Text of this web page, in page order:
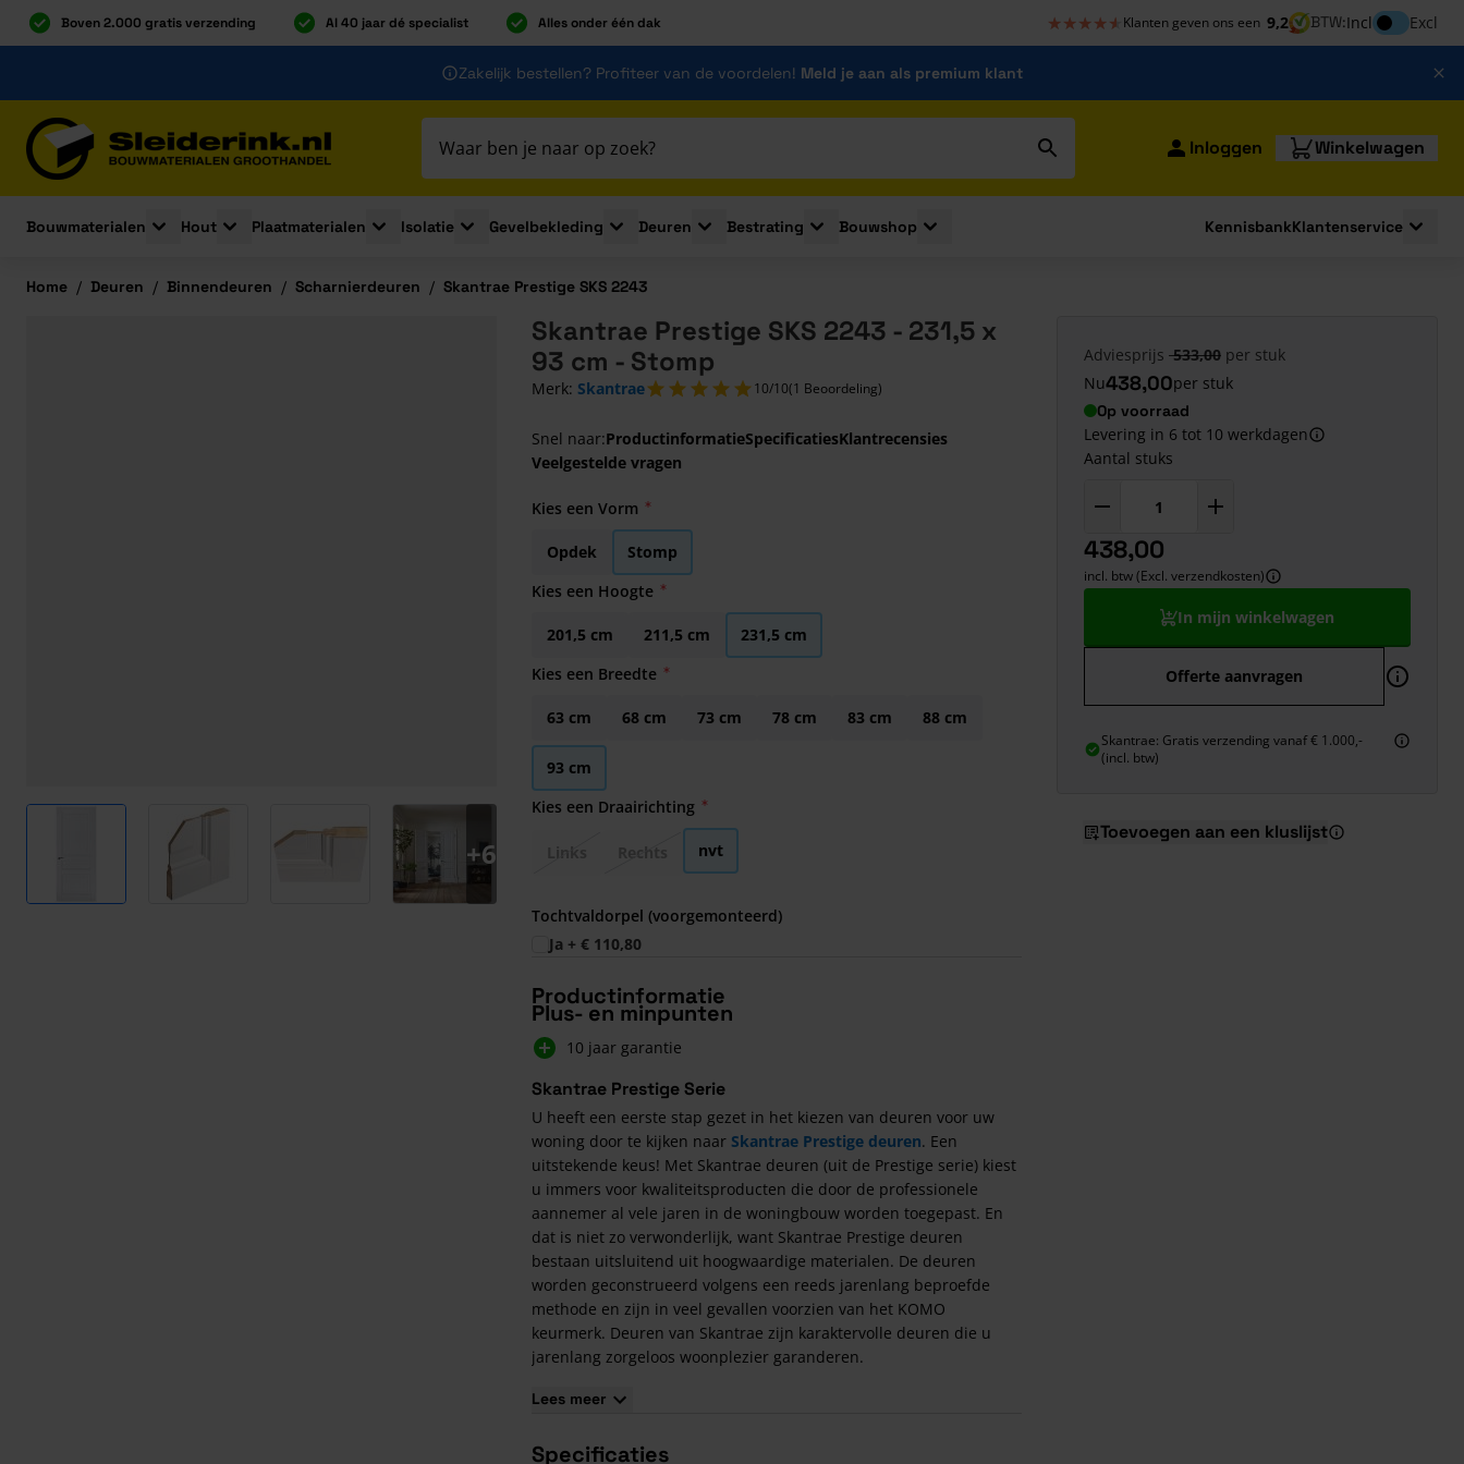
Boven 2.000 gratis verzending Al 40 jaar dé specialist Alles onder één dak ★★★★★
★★★★★ Klanten geven ons een 9,2 BTW:InclInclusief btw
Excl
Zakelijk bestellen? Profiteer van de voordelen! Meld je aan als premium klant
Inloggen Winkelwagen
Bouwmaterialen
Toggle submenu for Bouwmaterialen
Hout
Toggle submenu for Hout
Plaatmaterialen
Toggle submenu for Plaatmaterialen
Isolatie
Toggle submenu for Isolatie
Gevelbekleding
Toggle submenu for Gevelbekleding
Deuren
Toggle submenu for Deuren
Bestrating
Toggle submenu for Bestrating
Bouwshop
Toggle submenu for Bouwshop
KennisbankKlantenservice
Home / Deuren / Binnendeuren / Scharnierdeuren / Skantrae Prestige SKS 2243
View larger imageView larger image View larger image
+6
Skantrae Prestige SKS 2243 - 231,5 x
93 cm - Stomp
Merk: Skantrae 10/10(1 Beoordeling)
Snel naar:ProductinformatieSpecificatiesKlantrecensies
Veelgestelde vragen
Kies een Vorm
Opdek
Stomp
Kies een Hoogte
201,5 cm 211,5 cm
231,5 cm
Kies een Breedte
63 cm 68 cm 73 cm 78 cm 83 cm 88 cm
93 cm
Kies een Draairichting
nvt
Tochtvaldorpel (voorgemonteerd)
Ja + € 110,80
Productinformatie
Plus- en minpunten
10 jaar garantie
Skantrae Prestige Serie
U heeft een eerste stap gezet in het kiezen van deuren voor uw
woning door te kijken naar Skantrae Prestige deuren. Een
uitstekende keus! Met Skantrae deuren (uit de Prestige serie) kiest
u immers voor kwaliteitsproducten die door de professionele
aannemer al vele jaren in de woningbouw worden toegepast. En
dat is niet zo verwonderlijk, want Skantrae Prestige deuren
bestaan uitsluitend uit hoogwaardige materialen. De deuren
worden geconstrueerd volgens een reeds jarenlang beproefde
methode en zijn in veel gevallen voorzien van het KOMO
keurmerk. Deuren van Skantrae zijn karaktervolle deuren die u
jarenlang zorgeloos woonplezier garanderen.
Puur Nederlands kwaliteitsproduct
jaar succesvol is in de markt van luxe binnendeuren en
Lees meer
Specificaties
Adviesprijs 533,00 per stuk
Nu438,00per stuk
Op voorraad
Levering in 6 tot 10 werkdagen
Aantal stuks
438,00
incl. btw (Excl. verzendkosten)
In mijn winkelwagen
Offerte aanvragen
Skantrae: Gratis verzending vanaf € 1.000,-
(incl. btw)
Toevoegen aan een kluslijst